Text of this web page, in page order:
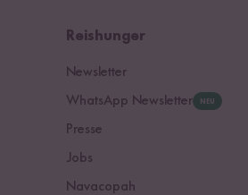
Reishunger
Newsletter
WhatsApp Newsletter
NEU
Presse
Jobs
Navacopah